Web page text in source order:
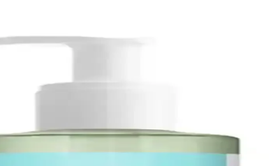
sağlar, cildi korur ve bakım yapar. Hassas ve kuru
cilt tiplerine uygun, hijyenik ve kolay kullanım sağlayan
ve Kullanım İpuçları
ve doğru kullanım ipuçlarıyla sivilce oluşumunu